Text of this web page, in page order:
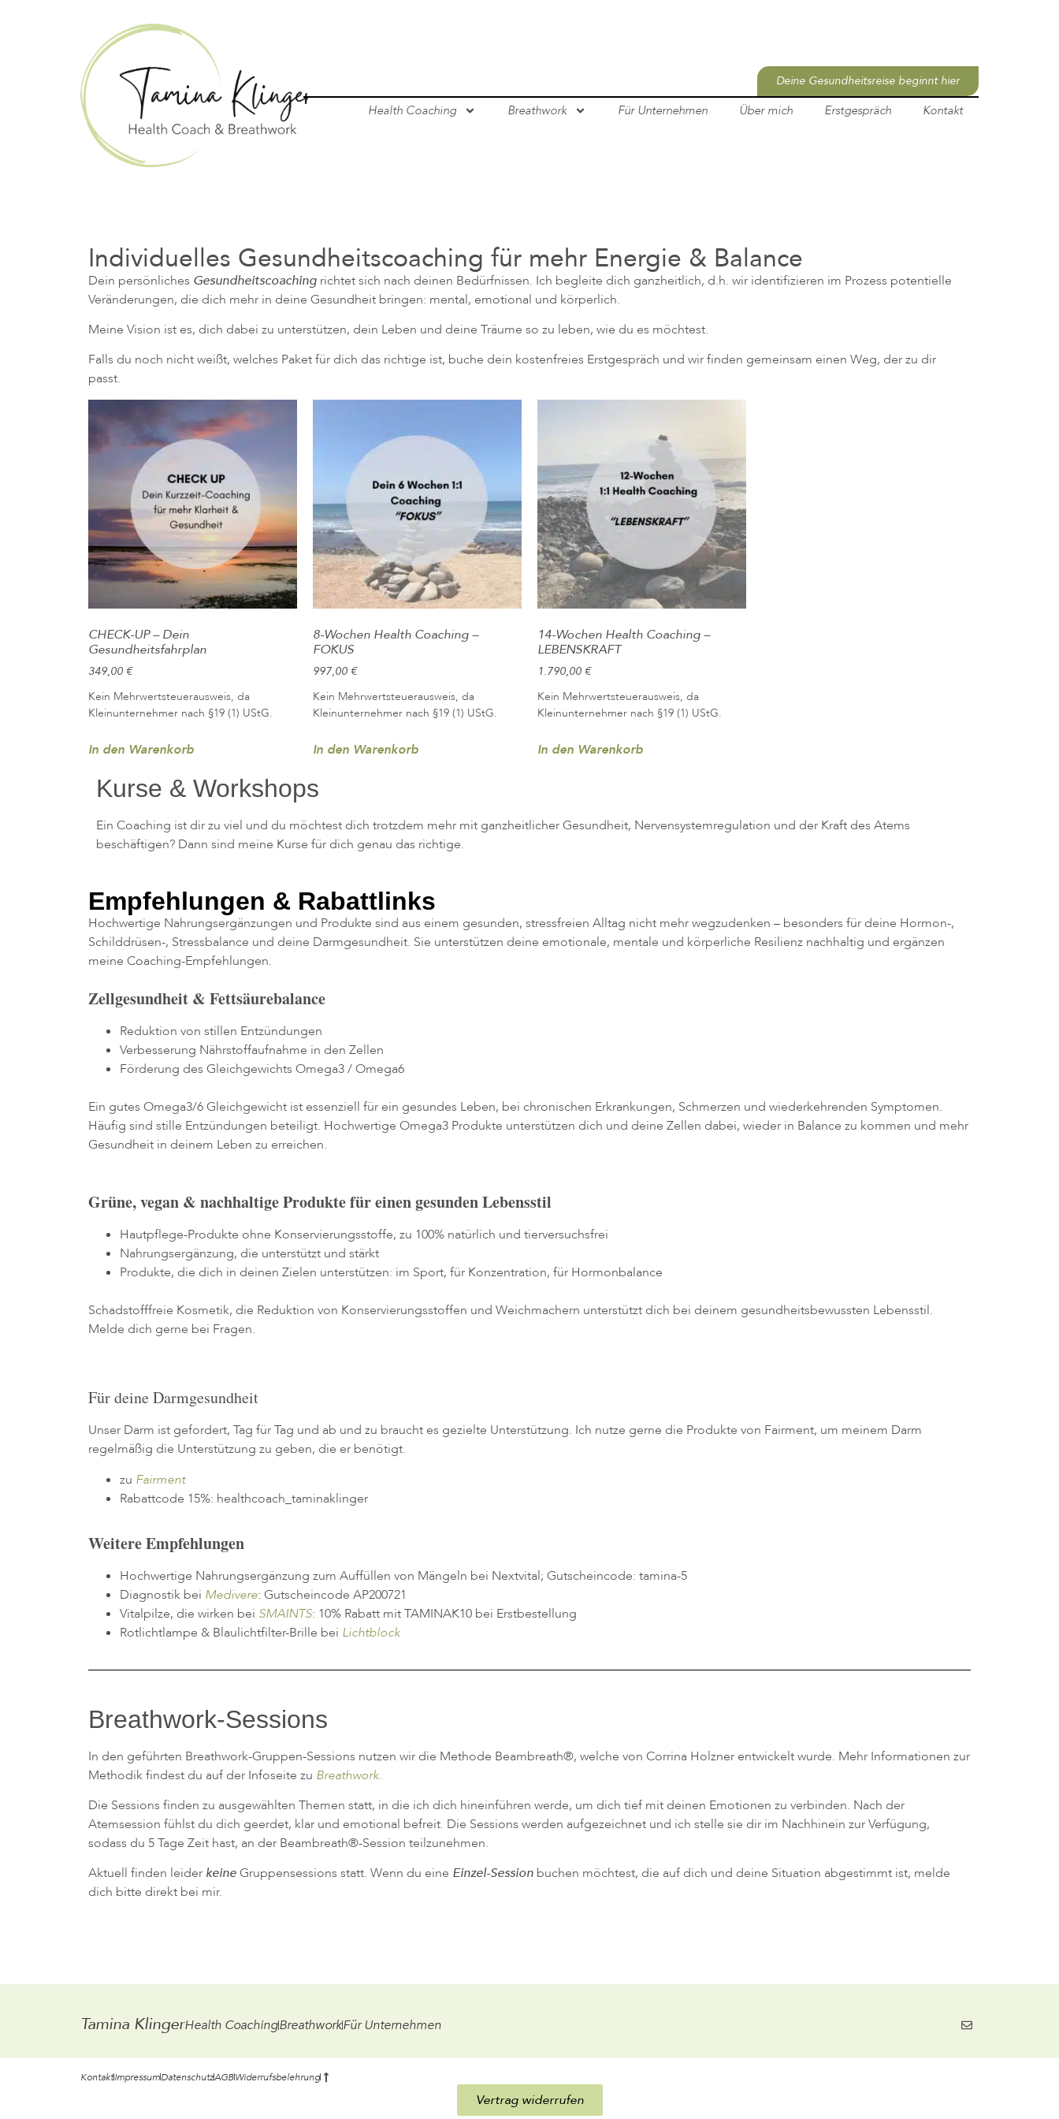
Deine Gesundheitsreise beginnt hier
Health Coaching Breathwork Für Unternehmen Über mich Erstgespräch Kontakt
Individuelles Gesundheitscoaching für mehr Energie & Balance
Dein persönliches Gesundheitscoaching richtet sich nach deinen Bedürfnissen. Ich begleite dich ganzheitlich, d.h. wir identifizieren im Prozess potentielle
Veränderungen, die dich mehr in deine Gesundheit bringen: mental, emotional und körperlich.
Meine Vision ist es, dich dabei zu unterstützen, dein Leben und deine Träume so zu leben, wie du es möchtest.
Falls du noch nicht weißt, welches Paket für dich das richtige ist, buche dein kostenfreies Erstgespräch und wir finden gemeinsam einen Weg, der zu dir
passt.
CHECK-UP – Dein
Gesundheitsfahrplan
349,00 €
Kein Mehrwertsteuerausweis, da
Kleinunternehmer nach §19 (1) UStG.
In den Warenkorb
8-Wochen Health Coaching –
FOKUS
997,00 €
Kein Mehrwertsteuerausweis, da
Kleinunternehmer nach §19 (1) UStG.
In den Warenkorb
14-Wochen Health Coaching –
LEBENSKRAFT
1.790,00 €
Kein Mehrwertsteuerausweis, da
Kleinunternehmer nach §19 (1) UStG.
In den Warenkorb
Kurse & Workshops
Ein Coaching ist dir zu viel und du möchtest dich trotzdem mehr mit ganzheitlicher Gesundheit, Nervensystemregulation und der Kraft des Atems
beschäftigen? Dann sind meine Kurse für dich genau das richtige.
Empfehlungen & Rabattlinks
Hochwertige Nahrungsergänzungen und Produkte sind aus einem gesunden, stressfreien Alltag nicht mehr wegzudenken – besonders für deine Hormon-,
Schilddrüsen-, Stressbalance und deine Darmgesundheit. Sie unterstützen deine emotionale, mentale und körperliche Resilienz nachhaltig und ergänzen
meine Coaching-Empfehlungen.
Zellgesundheit & Fettsäurebalance
Reduktion von stillen Entzündungen
Verbesserung Nährstoffaufnahme in den Zellen
Förderung des Gleichgewichts Omega3 / Omega6
Ein gutes Omega3/6 Gleichgewicht ist essenziell für ein gesundes Leben, bei chronischen Erkrankungen, Schmerzen und wiederkehrenden Symptomen.
Häufig sind stille Entzündungen beteiligt. Hochwertige Omega3 Produkte unterstützen dich und deine Zellen dabei, wieder in Balance zu kommen und mehr
Gesundheit in deinem Leben zu erreichen.
Grüne, vegan & nachhaltige Produkte für einen gesunden Lebensstil
Hautpflege-Produkte ohne Konservierungsstoffe, zu 100% natürlich und tierversuchsfrei
Nahrungsergänzung, die unterstützt und stärkt
Produkte, die dich in deinen Zielen unterstützen: im Sport, für Konzentration, für Hormonbalance
Schadstofffreie Kosmetik, die Reduktion von Konservierungsstoffen und Weichmachern unterstützt dich bei deinem gesundheitsbewussten Lebensstil.
Melde dich gerne bei Fragen.
Für deine Darmgesundheit
Unser Darm ist gefordert, Tag für Tag und ab und zu braucht es gezielte Unterstützung. Ich nutze gerne die Produkte von Fairment, um meinem Darm
regelmäßig die Unterstützung zu geben, die er benötigt.
zu Fairment
Rabattcode 15%: healthcoach_taminaklinger
Weitere Empfehlungen
Hochwertige Nahrungsergänzung zum Auffüllen von Mängeln bei Nextvital; Gutscheincode: tamina-5
Diagnostik bei Medivere: Gutscheincode AP200721
Vitalpilze, die wirken bei SMAINTS: 10% Rabatt mit TAMINAK10 bei Erstbestellung
Rotlichtlampe & Blaulichtfilter-Brille bei Lichtblock
Breathwork-Sessions
In den geführten Breathwork-Gruppen-Sessions nutzen wir die Methode Beambreath®, welche von Corrina Holzner entwickelt wurde. Mehr Informationen zur
Methodik findest du auf der Infoseite zu Breathwork.
Die Sessions finden zu ausgewählten Themen statt, in die ich dich hineinführen werde, um dich tief mit deinen Emotionen zu verbinden. Nach der
Atemsession fühlst du dich geerdet, klar und emotional befreit. Die Sessions werden aufgezeichnet und ich stelle sie dir im Nachhinein zur Verfügung,
sodass du 5 Tage Zeit hast, an der Beambreath®-Session teilzunehmen.
Aktuell finden leider keineGruppensessions statt. Wenn du eine Einzel-Session buchen möchtest, die auf dich und deine Situation abgestimmt ist, melde
dich bitte direkt bei mir.
Tamina KlingerHealth CoachingBreathworkFür Unternehmen
KontaktImpressumDatenschutzAGBWiderrufsbelehrung
Vertrag widerrufen